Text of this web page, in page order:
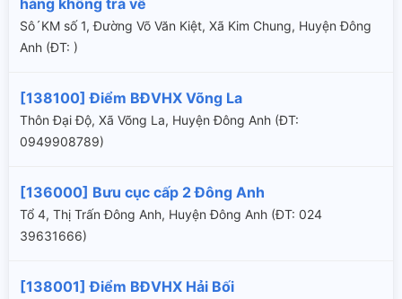
Sô´KM số 1, Đường Võ Văn Kiệt, Xã Kim Chung, Huyện Đông
Anh (ÐT: )
[138100] Điểm BĐVHX Võng La
Thôn Đại Độ, Xã Võng La, Huyện Đông Anh (ÐT:
0949908789)
[136000] Bưu cục cấp 2 Đông Anh
Tổ 4, Thị Trấn Đông Anh, Huyện Đông Anh (ÐT: 024
39631666)
[138001] Điểm BĐVHX Hải Bối